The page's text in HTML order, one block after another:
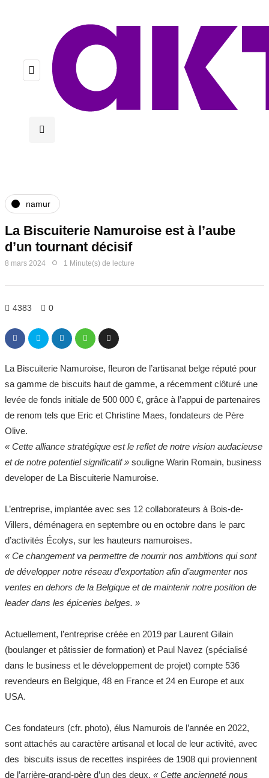
namur
La Biscuiterie Namuroise est à l’aube
d’un tournant décisif
8 mars 2024 1 Minute(s) de lecture
4383 0
La Biscuiterie Namuroise, fleuron de l’artisanat belge réputé pour
sa gamme de biscuits haut de gamme, a récemment clôturé une
levée de fonds initiale de 500 000 €, grâce à l’appui de partenaires
de renom tels que Eric et Christine Maes, fondateurs de Père
Olive.
« Cette alliance stratégique est le reflet de notre vision audacieuse
et de notre potentiel significatif » souligne Warin Romain, business
developer de La Biscuiterie Namuroise.
L’entreprise, implantée avec ses 12 collaborateurs à Bois-de-
Villers, déménagera en septembre ou en octobre dans le parc
d’activités Écolys, sur les hauteurs namuroises.
« Ce changement va permettre de nourrir nos ambitions qui sont
de développer notre réseau d’exportation afin d’augmenter nos
ventes en dehors de la Belgique et de maintenir notre position de
leader dans les épiceries belges. »
Actuellement, l’entreprise créée en 2019 par Laurent Gilain
(boulanger et pâtissier de formation) et Paul Navez (spécialisé
dans le business et le développement de projet) compte 536
revendeurs en Belgique, 48 en France et 24 en Europe et aux
USA.
Ces fondateurs (cfr. photo), élus Namurois de l’année en 2022,
sont attachés au caractère artisanal et local de leur activité, avec
des biscuits issus de recettes inspirées de 1908 qui proviennent
de l’arrière-grand-père d’un des deux. « Cette ancienneté nous